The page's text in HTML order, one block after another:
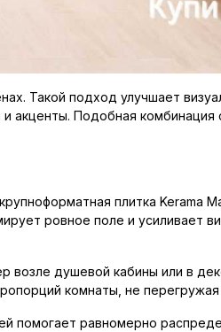
Такой подход улучшает
акценты. Подобная комбинация
плитка Kerama
ровное поле и усиливает
возле душевой кабины или в
комнаты, не
помогает равномерно